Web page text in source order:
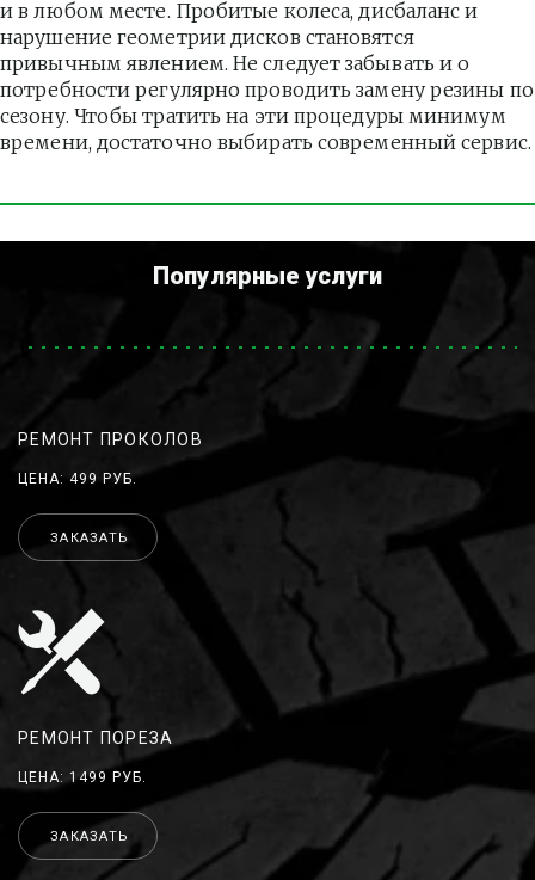
и в любом месте. Пробитые колеса, дисбаланс и
нарушение геометрии дисков становятся
привычным явлением. Не следует забывать и о
потребности регулярно проводить замену резины по
сезону. Чтобы тратить на эти процедуры минимум
времени, достаточно выбирать современный сервис.
Популярные услуги
РЕМОНТ ПРОКОЛОВ
ЦЕНА: 499 РУБ.
ЗАКАЗАТЬ
РЕМОНТ ПОРЕЗА
ЦЕНА: 1499 РУБ.
ЗАКАЗАТЬ